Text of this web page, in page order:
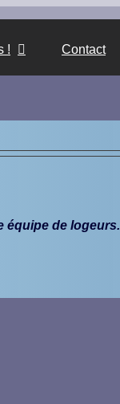
! Contact
équipe de logeurs.